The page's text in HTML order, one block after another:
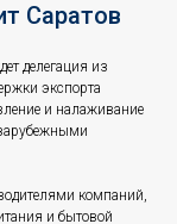
Саратов
делегация из
экспорта
и налаживание
компаний,
и бытовой